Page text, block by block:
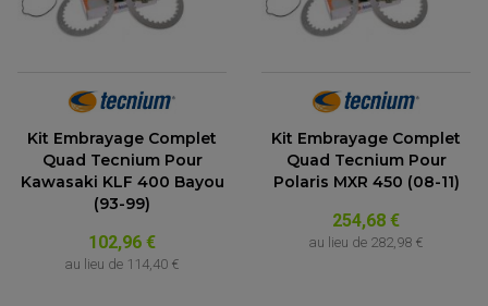
Kit Embrayage Complet
Quad Tecnium Pour
Kawasaki KLF 400 Bayou
(93-99)
102,96 €
au lieu de 114,40 €
Kit Embrayage Complet
Quad Tecnium Pour
Polaris MXR 450 (08-11)
254,68 €
au lieu de 282,98 €